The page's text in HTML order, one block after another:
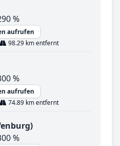
%
aufrufen
98.29 km entfernt
%
aufrufen
74.89 km entfernt
%